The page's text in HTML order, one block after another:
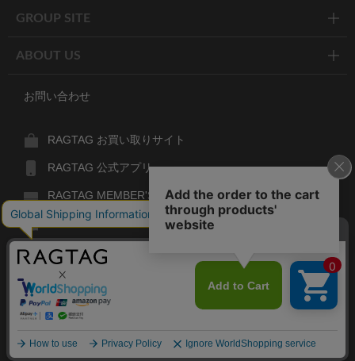
GROUP SITE
ABOUT US
お問い合わせ
RAGTAG お買い取りサイト
RAGTAG 公式アプリ
RAGTAG MEMBER'S CARD
RAGTAG MAGAZINE
RAGTAG Global
RAGTAG
デザイナーズブランドのユーズド・セレクトショップ